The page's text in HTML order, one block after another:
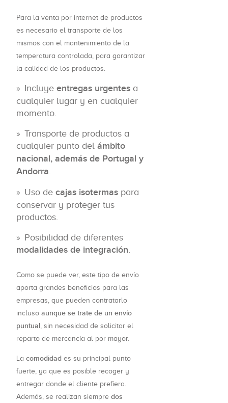
Para la venta por internet de productos
es necesario el transporte de los
mismos con el mantenimiento de la
temperatura controlada, para garantizar
la calidad de los productos.
Incluye entregas urgentes a
cualquier lugar y en cualquier
momento.
Transporte de productos a
cualquier punto del ámbito
nacional, además de Portugal y
Andorra.
Uso de cajas isotermas para
conservar y proteger tus
productos.
Posibilidad de diferentes
modalidades de integración.
Como se puede ver, este tipo de envío
aporta grandes beneficios para las
empresas, que pueden contratarlo
incluso aunque se trate de un envío
puntual, sin necesidad de solicitar el
reparto de mercancía al por mayor.
La comodidad es su principal punto
fuerte, ya que es posible recoger y
entregar donde el cliente prefiera.
Además, se realizan siempre dos